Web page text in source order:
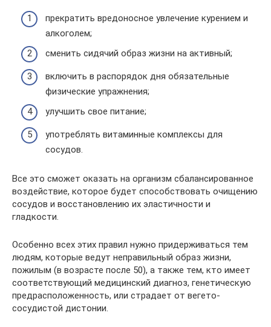
прекратить вредоносное увлечение курением и
алкоголем;
сменить сидячий образ жизни на активный;
включить в распорядок дня обязательные
физические упражнения;
улучшить свое питание;
употреблять витаминные комплексы для
сосудов.
Все это сможет оказать на организм сбалансированное
воздействие, которое будет способствовать очищению
сосудов и восстановлению их эластичности и
гладкости.
Особенно всех этих правил нужно придерживаться тем
людям, которые ведут неправильный образ жизни,
пожилым (в возрасте после 50), а также тем, кто имеет
соответствующий медицинский диагноз, генетическую
предрасположенность, или страдает от вегето-
сосудистой дистонии.